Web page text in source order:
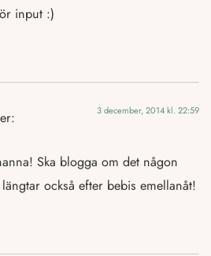
input :)
3 december, 2014 kl. 22:59
Ska blogga om det någon
också efter bebis emellanåt!